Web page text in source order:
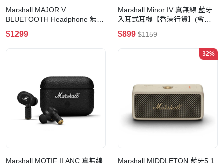
Marshall MAJOR V
BLUETOOTH Headphone 無線
藍牙頭戴式耳機【香港行貨】
(會員優惠價)
$1299
Marshall Minor IV 真無線 藍牙
入耳式耳機【香港行貨】(會員
優惠價)(Black)
$899 $1159
Marshall MOTIF II ANC 真無線
32%
Marshall MIDDLETON 藍牙5.1